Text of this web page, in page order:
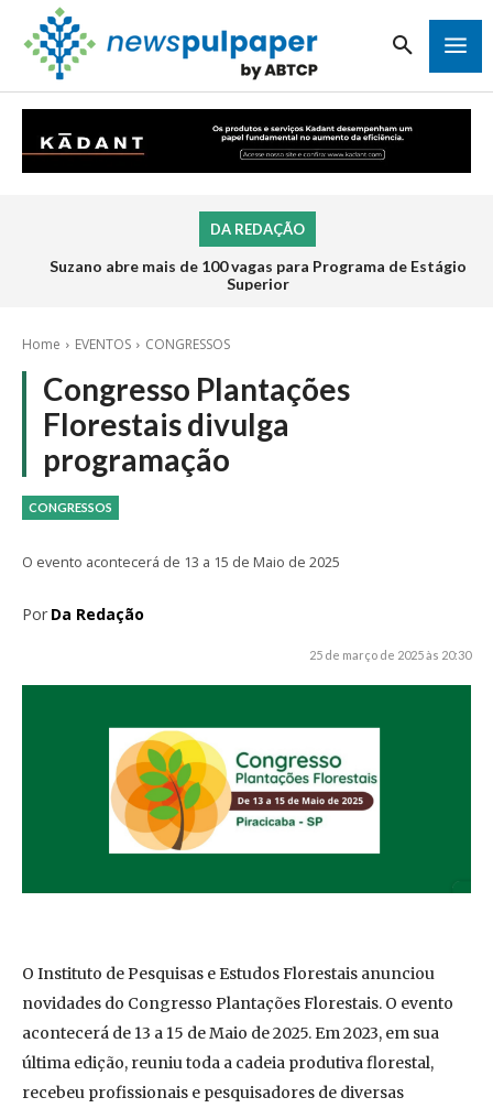
DA REDAÇÃO
Suzano abre mais de 100 vagas para Programa de Estágio
Superior
Home EVENTOS CONGRESSOS
Congresso Plantações
Florestais divulga
programação
CONGRESSOS
O evento acontecerá de 13 a 15 de Maio de 2025
Por Da Redação
25 de março de 2025 às 20:30
O Instituto de Pesquisas e Estudos Florestais anunciou
novidades do Congresso Plantações Florestais. O evento
acontecerá de 13 a 15 de Maio de 2025. Em 2023, em sua
última edição, reuniu toda a cadeia produtiva florestal,
recebeu profissionais e pesquisadores de diversas